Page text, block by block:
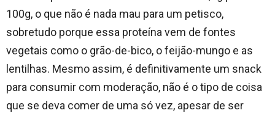
100g, o que não é nada mau para um petisco,
sobretudo porque essa proteína vem de fontes
vegetais como o grão-de-bico, o feijão-mungo e as
lentilhas. Mesmo assim, é definitivamente um snack
para consumir com moderação, não é o tipo de coisa
que se deva comer de uma só vez, apesar de ser